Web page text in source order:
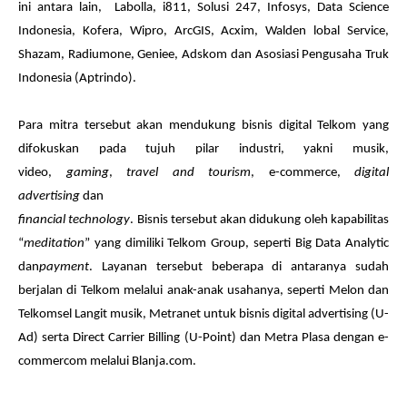
ini antara lain, Labolla, i811, Solusi 247, Infosys, Data Science
Indonesia, Kofera, Wipro, ArcGIS, Acxim, Walden lobal Service,
Shazam, Radiumone, Geniee, Adskom dan Asosiasi Pengusaha Truk
Indonesia (Aptrindo).
Para mitra tersebut akan mendukung bisnis digital Telkom yang
difokuskan pada tujuh pilar industri, yakni musik,
video,gaming, travel and tourism, e-commerce, digital
advertising dan
financial technology. Bisnis tersebut akan didukung oleh kapabilitas
“meditation” yang dimiliki Telkom Group, seperti Big Data Analytic
danpayment. Layanan tersebut beberapa di antaranya sudah
berjalan di Telkom melalui anak-anak usahanya, seperti Melon dan
Telkomsel Langit musik, Metranet untuk bisnis digital advertising (U-
Ad) serta Direct Carrier Billing (U-Point) dan Metra Plasa dengan e-
commercom melalui Blanja.com.